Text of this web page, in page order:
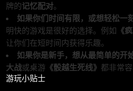
牌的记忆配对。
如果你们时间有限，或想轻松一
明快的游戏是很好的选择。例如 《
让你们在短时间内获得乐趣。
如果你是新手，想从最简单的开
大战或桌游 《骰越生死线》 都非常容
游玩小贴士